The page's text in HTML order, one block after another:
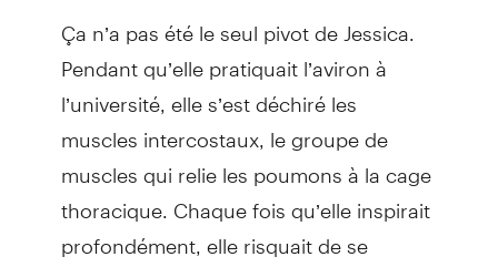
Ça n’a pas été le seul pivot de Jessica.
Pendant qu’elle pratiquait l’aviron à
l’université, elle s’est déchiré les
muscles intercostaux, le groupe de
muscles qui relie les poumons à la cage
thoracique. Chaque fois qu’elle inspirait
profondément, elle risquait de se